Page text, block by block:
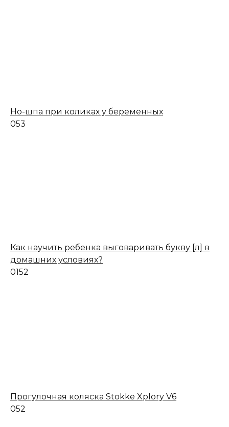
Но-шпа при коликах у беременных
053
Как научить ребенка выговаривать букву [л] в
домашних условиях?
0152
Прогулочная коляска Stokke Xplory V6
052